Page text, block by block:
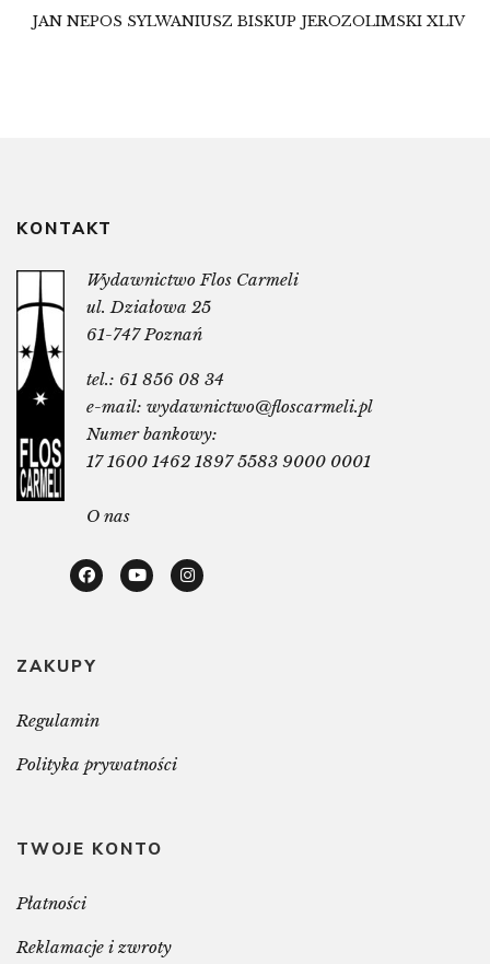
JAN NEPOS SYLWANIUSZ BISKUP JEROZOLIMSKI XLIV
KONTAKT
Wydawnictwo Flos Carmeli
ul. Działowa 25
61-747 Poznań
tel.: 61 856 08 34
e-mail:wydawnictwo@floscarmeli.pl
Numer bankowy:
17 1600 1462 1897 5583 9000 0001
O nas
ZAKUPY
Regulamin
Polityka prywatności
TWOJE KONTO
Płatności
Reklamacje i zwroty